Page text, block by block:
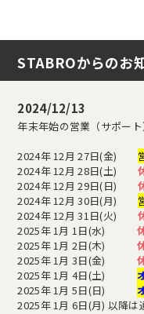
STABROからのお
2024/12/13
年末年始の営業（サポー
2024年 12月 27日(金)
2024年 12月 28日(土)
2024年 12月 29日(日)
2024年 12月 30日(月)
2024年 12月 31日(火)
2025年 1月 1日(水)
2025年 1月 2日(木)
2025年 1月 3日(金)
2025年 1月 4日(土)
2025年 1月 5日(日)
2025年 1月 6日(月) 以降は